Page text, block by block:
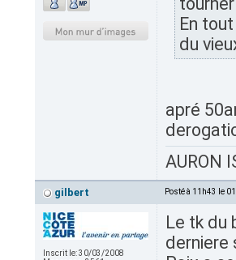
En
du
apré
AURON
gilbert Posté à 11h43 le
Inscrit le:30/03/2008
Le tk du
derniere